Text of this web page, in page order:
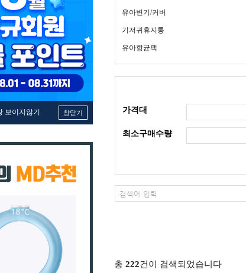
보이지않기 창닫기
유아변기/커버
기저귀휴지통
유아항균팩
가격대
최소구매수량
총 222건이 검색되었습니다